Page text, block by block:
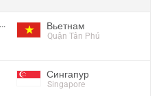
14.186.15.5:48910 Вьетнам
Quận Tân Phú
Сингапур
Singapore